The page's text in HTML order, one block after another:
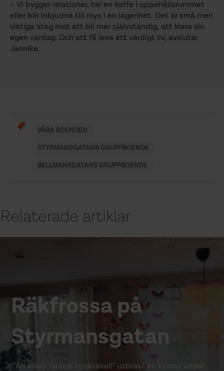
– Vi bygger relationer, tar en kaffe i uppehållsrummet
eller blir inbjudna till mys i en lägenhet. Det är små men
viktiga steg mot att bli mer självständig, att klara sin
egen vardag. Och att få leva ett värdigt liv, avslutar
Jannike.
VÅRA BOENDEN
STYRMANSGATANS GRUPPBOENDE
BELLMANSGATANS GRUPPBOENDE
Relaterade artiklar
Räkfrossa på
Styrmansgatan
”Åh vilket härligt spektakel!” utbrast en kvinna under